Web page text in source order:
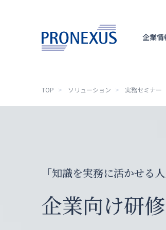
企業情
TOP
サステナビリティ
ニュースリリース
TOP ソリューション 実務セミナー
「知識を実務に活かせる人
企業向け研